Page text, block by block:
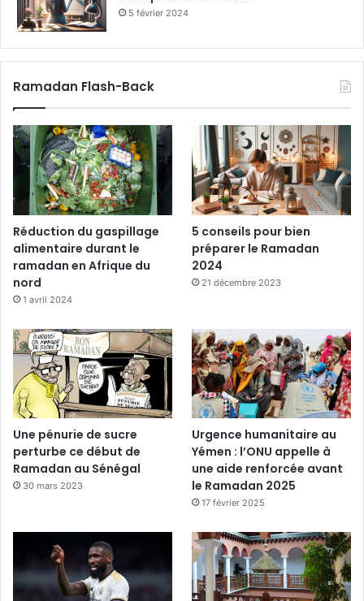
5 février 2024
Ramadan Flash-Back
Réduction du gaspillage
alimentaire durant le
ramadan en Afrique du
nord
1 avril 2024
5 conseils pour bien
préparer le Ramadan
2024
21 décembre 2023
Une pénurie de sucre
perturbe ce début de
Ramadan au Sénégal
30 mars 2023
Urgence humanitaire au
Yémen : l’ONU appelle à
une aide renforcée avant
le Ramadan 2025
17 février 2025